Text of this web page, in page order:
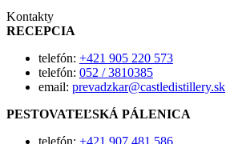
Kontakty
RECEPCIA
telefón: +421 905 220 573
telefón: 052 / 3810385
email: prevadzkar@castledistillery.sk
PESTOVATEĽSKÁ PÁLENICA
telefón: +421 907 481 586